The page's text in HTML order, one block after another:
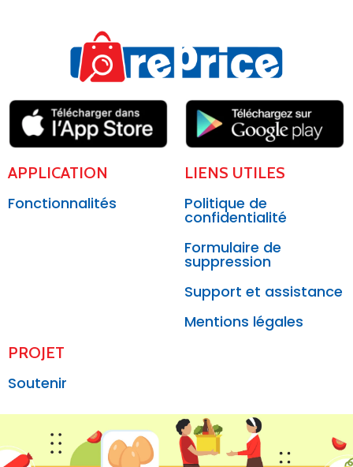
APPLICATION
Fonctionnalités
LIENS UTILES
Politique de
confidentialité
Formulaire de
suppression
Support et assistance
Mentions légales
PROJET
Soutenir